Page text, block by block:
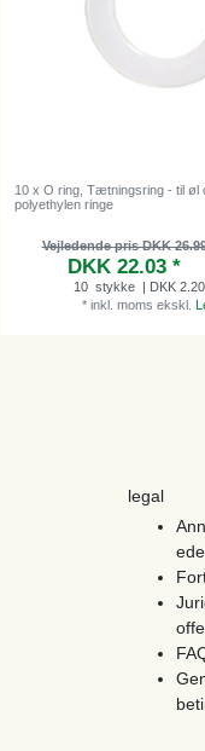
10 x O ring, Tætningsring - til øl
polyethylen ringe
Vejledende pris DKK
DKK 22.03 *
10 stykke
| DKK
* inkl. moms ekskl.
legal